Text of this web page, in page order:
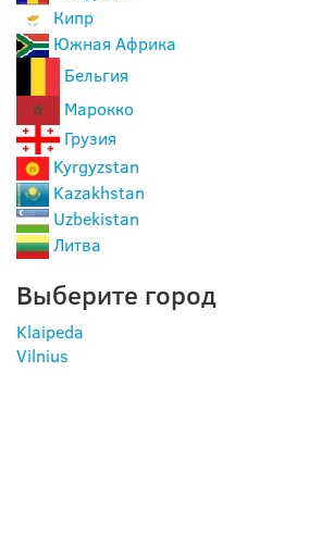
Кипр
Южная Африка
Бельгия
Марокко
Грузия
Kyrgyzstan
Kazakhstan
Uzbekistan
Литва
Выберите город
Klaipeda
Vilnius